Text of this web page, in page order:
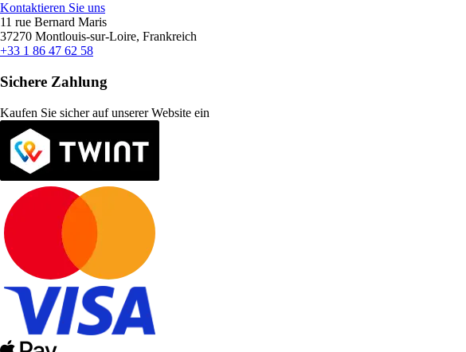
Kontaktieren Sie uns
11 rue Bernard Maris
37270 Montlouis-sur-Loire, Frankreich
+33 1 86 47 62 58
Sichere Zahlung
Kaufen Sie sicher auf unserer Website ein